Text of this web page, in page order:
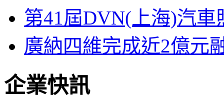
第41屆DVN(上海)汽
廣納四維完成近2億元
企業快訊